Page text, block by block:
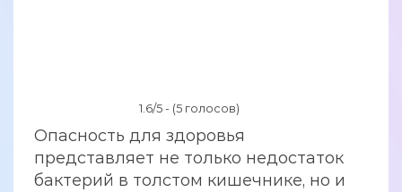
1.6/5 - (5 голосов)
Опасность для здоровья
представляет не только недостаток
бактерий в толстом кишечнике, но и